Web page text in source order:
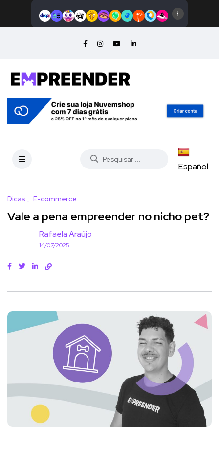
Español
Dicas E-commerce
Vale a pena empreender no nicho pet?
Rafaela Araújo
14/07/2025